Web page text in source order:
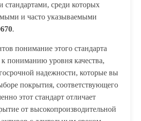
среди которых
и часто указываемыми
.
понимание этого стандарта
пониманию уровня качества,
надежности, которые вы
покрытия, соответствующего
этот стандарт отличает
от высокопроизводительной